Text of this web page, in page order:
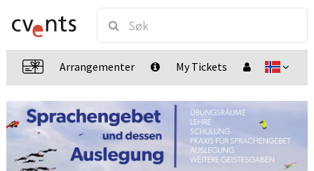
Arrangementer My Tickets